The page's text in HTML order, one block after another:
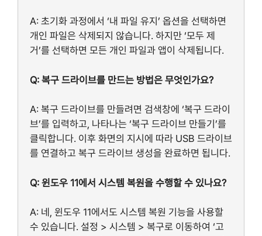
A: 초기화 과정에서 ‘내 파일 유지’ 옵션을 선택하면
개인 파일은 삭제되지 않습니다. 하지만 ‘모두 제
거’를 선택하면 모든 개인 파일과 앱이 삭제됩니다.
Q: 복구 드라이브를 만드는 방법은 무엇인가요?
A: 복구 드라이브를 만들려면 검색창에 ‘복구 드라이
브’를 입력하고, 나타나는 ‘복구 드라이브 만들기’를
클릭합니다. 이후 화면의 지시에 따라 USB 드라이브
를 연결하고 복구 드라이브 생성을 완료하면 됩니다.
Q: 윈도우 11에서 시스템 복원을 수행할 수 있나요?
A: 네, 윈도우 11에서도 시스템 복원 기능을 사용할
수 있습니다. 설정 > 시스템 > 복구로 이동하여 ‘고